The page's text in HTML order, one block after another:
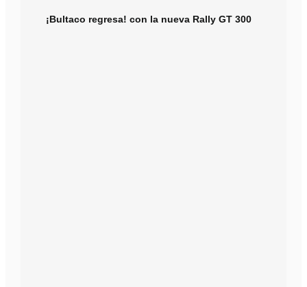
¡Bultaco regresa! con la nueva Rally GT 300